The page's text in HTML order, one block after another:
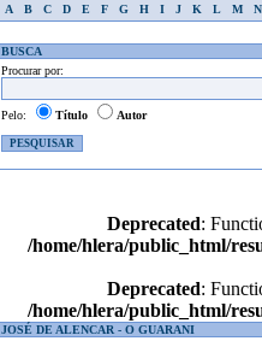
A
B C D E F G H I J K L M N
BUSCA
Procurar por:
Pelo: Título Autor
Deprecated:
/home/hlera/public_html/
Deprecated:
/home/hlera/public_html/
JOSÉ DE ALENCAR - O GUARANI